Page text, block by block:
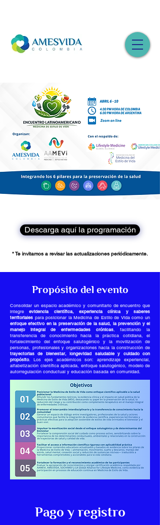
Descarga aquí la programación
*Te invitamos a revisar las actualizaciones periódicamente.
Propósito del evento
Consolidar un espacio académico y comunitario de encuentro que
integreevidencia científica, experiencia clínica y saberes
territoriales para posicionar la Medicina de Estilo de Vida como un
enfoque efectivo en la preservación de la salud, la prevención y el
manejo integral de enfermedades crónicas, facilitando la
transferencia de conocimiento hacia la práctica cotidiana, el
fortalecimiento del enfoque salutogénico y la movilización de
personas, profesionales y organizaciones hacia la construcción de
trayectorias de bienestar, longevidad saludable y cuidado con
propósito. Los ejes académicos son: aprendizaje experiencial,
alfabetización científica aplicada, enfoque salutogénico, modelo de
autorregulación conductual y educación basada en comunidad.
Pago y registro